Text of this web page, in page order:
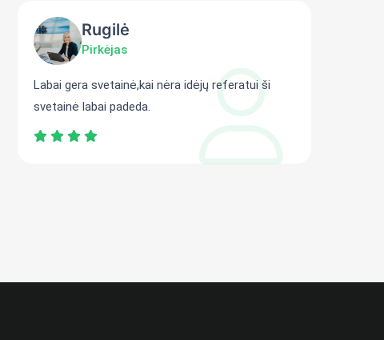
Rugilė
Pirkėjas
Labai gera svetainė,kai nėra idėjų referatui ši
svetainė labai padeda.